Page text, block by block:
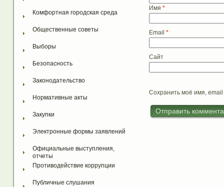
Комфортная городская среда
Общественные советы
Выборы
Безопасность
Законодательство
Нормативные акты
Закупки
Электронные формы заявлений
Официальные выступления,
отчеты
Противодействие коррупции
Публичные слушания
Имя *
Email *
Сайт
Сохранить моё имя,